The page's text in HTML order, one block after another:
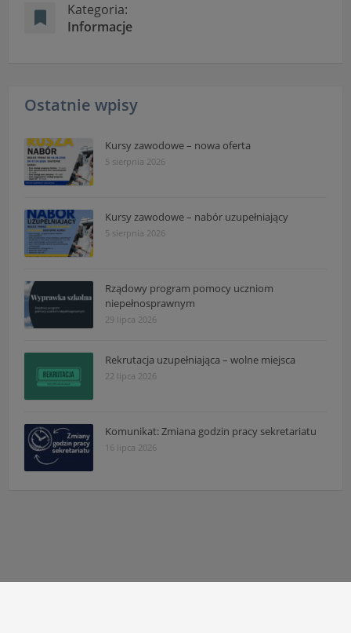
Kategoria:
Informacje
Ostatnie wpisy
Kursy zawodowe – nowa oferta
5 sierpnia 2026
Kursy zawodowe – nabór uzupełniający
5 sierpnia 2026
Rządowy program pomocy uczniom
niepełnosprawnym
29 lipca 2026
Rekrutacja uzupełniająca – wolne miejsca
22 lipca 2026
Komunikat: Zmiana godzin pracy sekretariatu
16 lipca 2026